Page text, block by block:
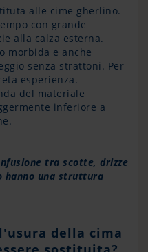
alle cime gherlino.
con grande
alla calza esterna.
morbida e anche
senza strattoni. Per
esperienza.
del materiale
inferiore a
tra scotte, drizze
hanno una struttura
della cima